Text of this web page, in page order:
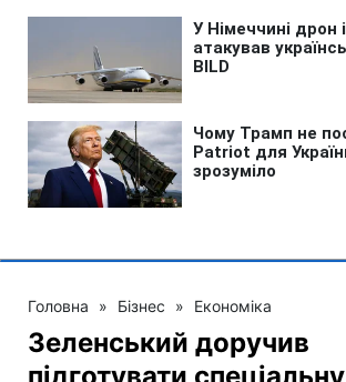
Головна » Бізнес » Економіка
Зеленський доручив